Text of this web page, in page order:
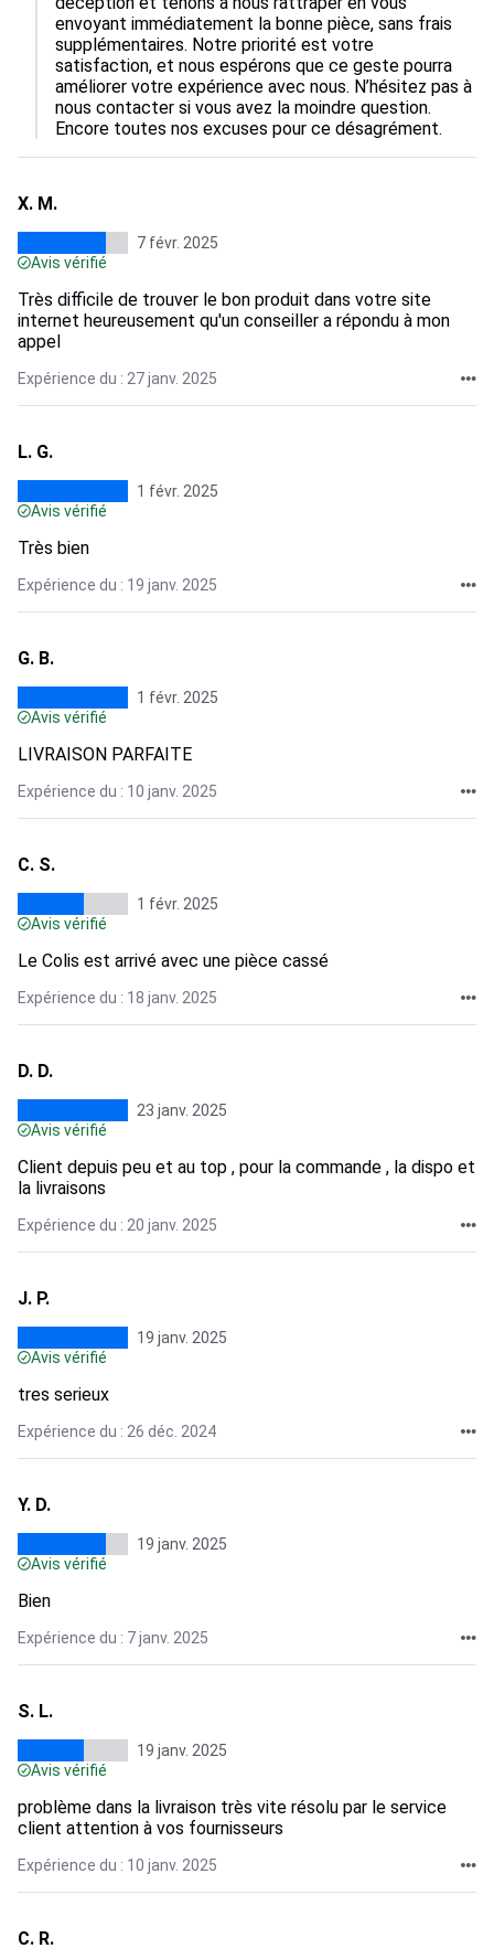
envoyant immédiatement la bonne pièce, sans frais
supplémentaires. Notre priorité est votre
satisfaction, et nous espérons que ce geste pourra
améliorer votre expérience avec nous. N’hésitez pas à
nous contacter si vous avez la moindre question.
Encore toutes nos excuses pour ce désagrément.
X. M.
7 févr. 2025
Avis vérifié
Très difficile de trouver le bon produit dans votre site
internet heureusement qu'un conseiller a répondu à mon
appel
Expérience du : 27 janv. 2025
L. G.
1 févr. 2025
Avis vérifié
Très bien
Expérience du : 19 janv. 2025
G. B.
1 févr. 2025
Avis vérifié
LIVRAISON PARFAITE
Expérience du : 10 janv. 2025
C. S.
1 févr. 2025
Avis vérifié
Le Colis est arrivé avec une pièce cassé
Expérience du : 18 janv. 2025
D. D.
23 janv. 2025
Avis vérifié
Client depuis peu et au top , pour la commande , la dispo et
la livraisons
Expérience du : 20 janv. 2025
J. P.
19 janv. 2025
Avis vérifié
tres serieux
Expérience du : 26 déc. 2024
Y. D.
19 janv. 2025
Avis vérifié
Bien
Expérience du : 7 janv. 2025
S. L.
19 janv. 2025
Avis vérifié
problème dans la livraison très vite résolu par le service
client attention à vos fournisseurs
Expérience du : 10 janv. 2025
C. R.